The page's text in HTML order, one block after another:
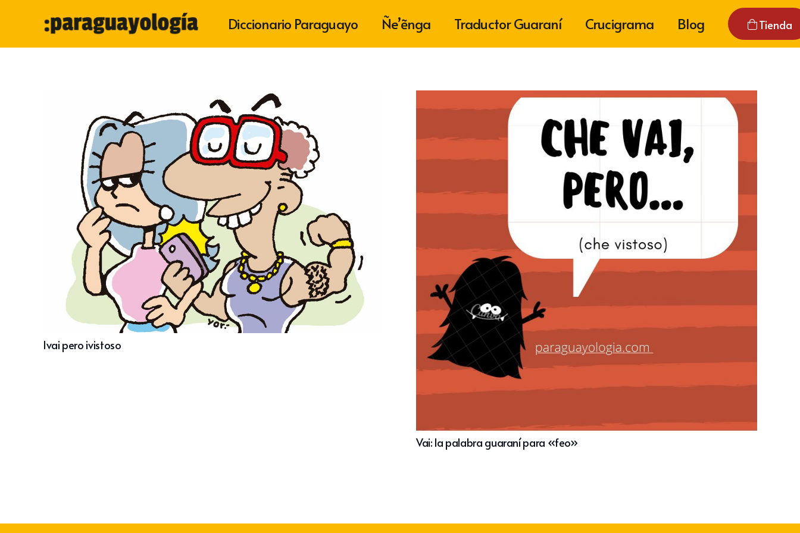
Diccionario Paraguayo Ñe’ẽnga Traductor Guaraní Crucigrama Blog Tienda
Ivai pero ivistoso
Vai: la palabra guaraní para «feo»